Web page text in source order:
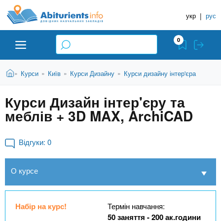
A
b
i
t
u
r
i
e
о
в
д
н
к
Н
в
ч
л
укр | рус
Абітурієнту
ЗВО (ВНЗ)
Приватні школи
0
В
т
у
т
Головна
» Курси » Київ » Курси Дизайну » Курси дизайну інтер'єра
Курси Дизайн інтер'єру та
меблів + 3D MAX, ArchiCAD
Відгуки: 0
О курсе
Набір на курс! Термін навчання:
50 заняття - 200 ак.години